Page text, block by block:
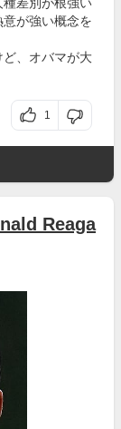
が強い概念を
、オバマが大
1
Reaga